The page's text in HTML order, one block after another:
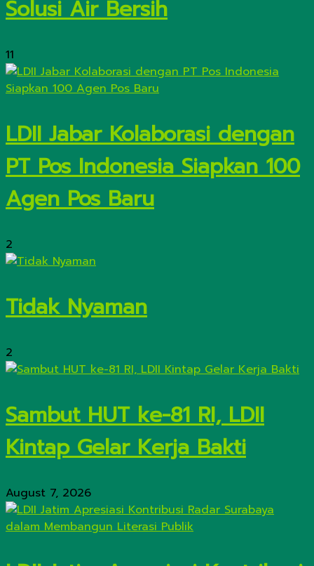
Solusi Air Bersih
11
LDII Jabar Kolaborasi dengan
PT Pos Indonesia Siapkan 100
Agen Pos Baru
2
Tidak Nyaman
2
Sambut HUT ke-81 RI, LDII
Kintap Gelar Kerja Bakti
August 7, 2026